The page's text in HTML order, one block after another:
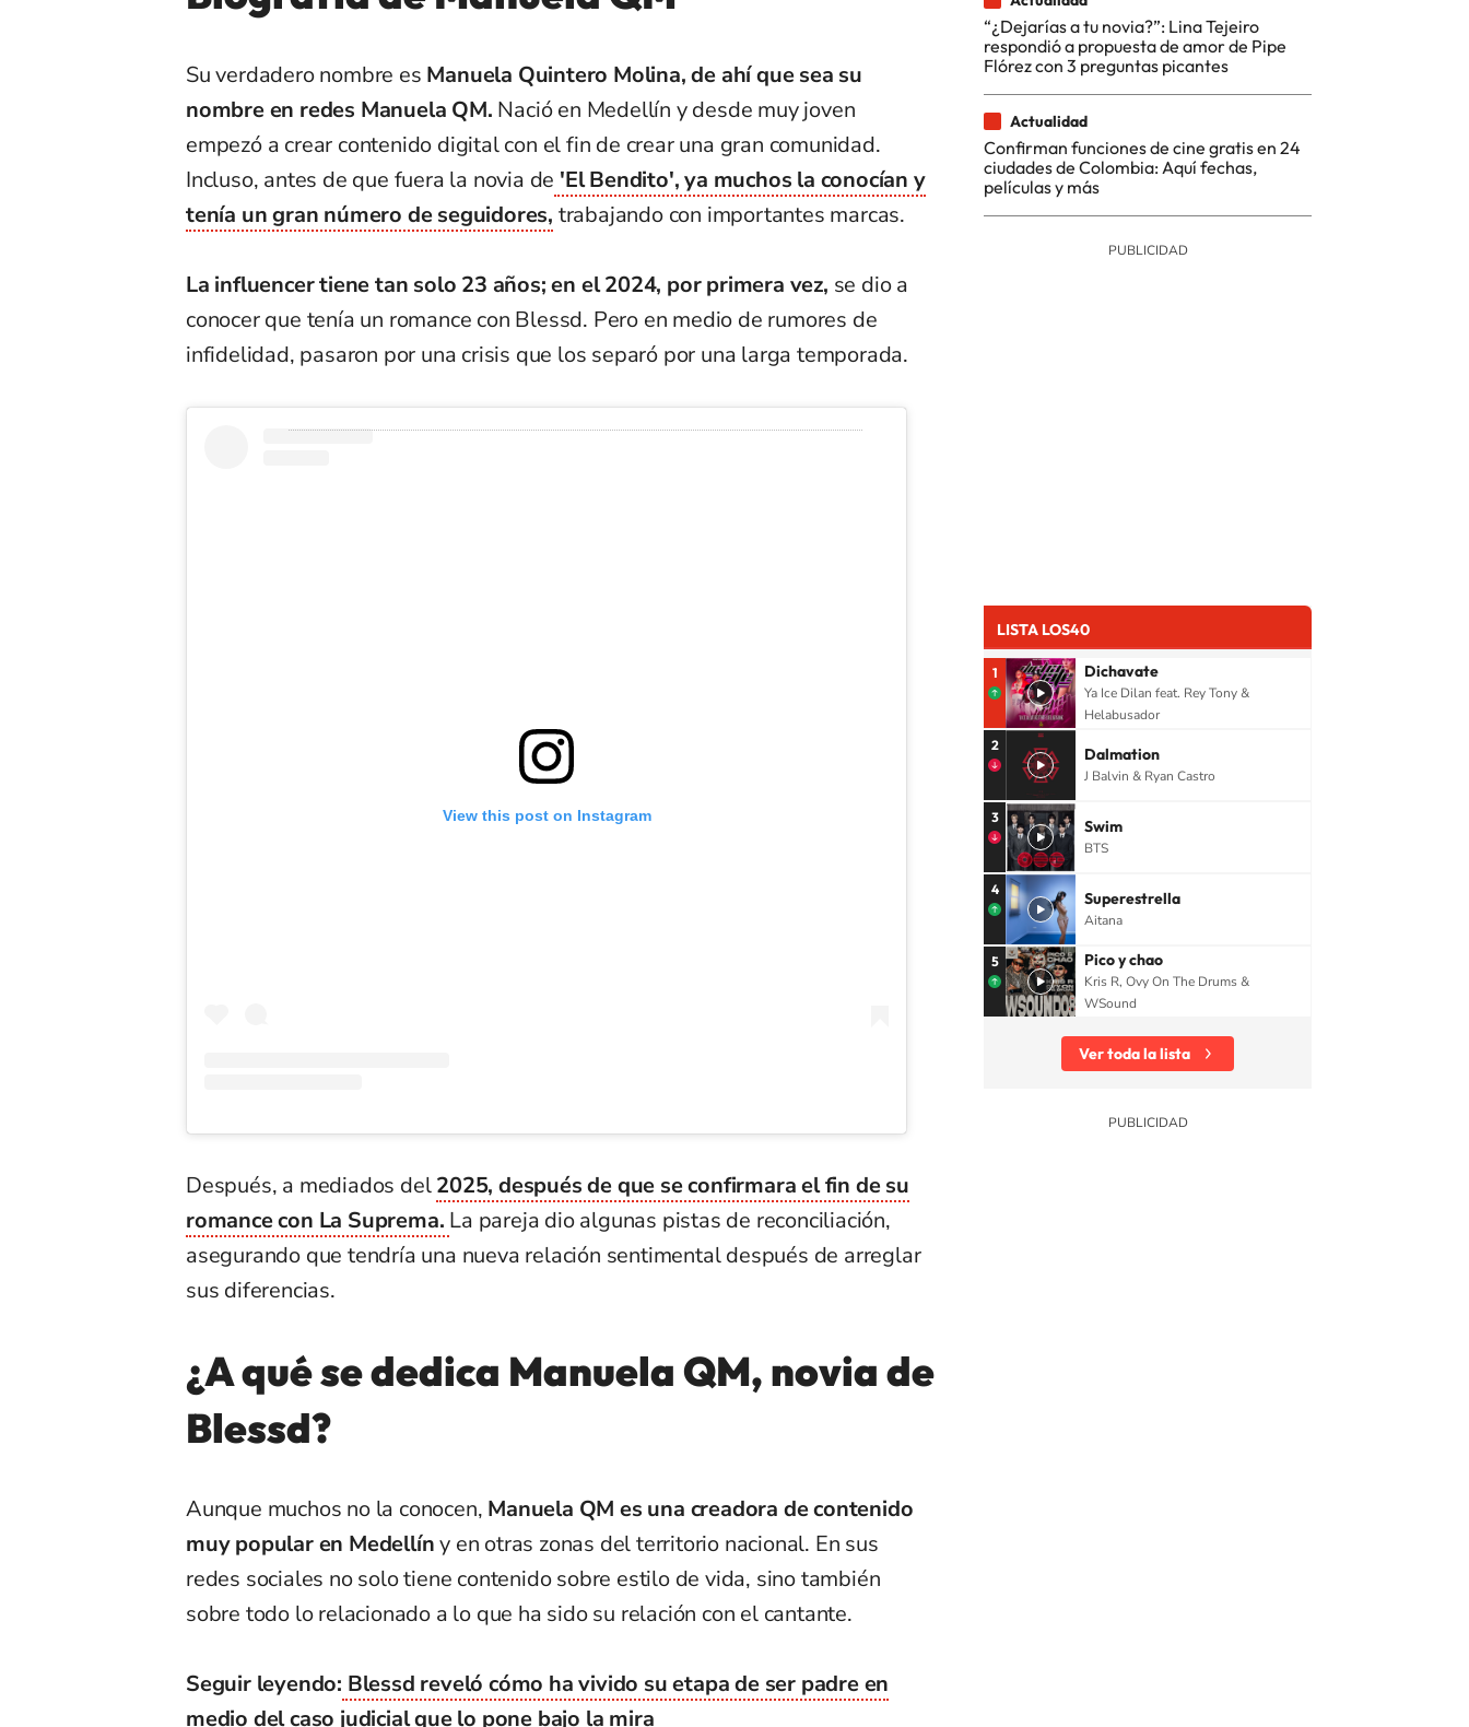
Su verdadero nombre es Manuela Quintero Molina, de ahí que sea su
nombre en redes Manuela QM. Nació en Medellín y desde muy joven
empezó a crear contenido digital con el fin de crear una gran comunidad.
Incluso, antes de que fuera la novia de 'El Bendito', ya muchos la conocían y
tenía un gran número de seguidores, trabajando con importantes marcas.
La influencer tiene tan solo 23 años; en el 2024, por primera vez, se dio a
conocer que tenía un romance con Blessd. Pero en medio de rumores de
infidelidad, pasaron por una crisis que los separó por una larga temporada.
View this post on Instagram
Después, a mediados del2025, después de que se confirmara el fin de su
romance con La Suprema. La pareja dio algunas pistas de reconciliación,
asegurando que tendría una nueva relación sentimental después de arreglar
sus diferencias.
¿A qué se dedica Manuela QM, novia de
Blessd?
Aunque muchos no la conocen, Manuela QM es una creadora de contenido
muy popular en Medellíny en otras zonas del territorio nacional. En sus
redes sociales no solo tiene contenido sobre estilo de vida, sino también
sobre todo lo relacionado a lo que ha sido su relación con el cantante.
Seguir leyendo: Blessd reveló cómo ha vivido su etapa de ser padre en
medio del caso judicial que lo pone bajo la mira
“¿Dejarías a tu novia?”: Lina Tejeiro
respondió a propuesta de amor de Pipe
Flórez con 3 preguntas picantes
Actualidad
Confirman funciones de cine gratis en 24
ciudades de Colombia: Aquí fechas,
películas y más
LISTA LOS40
1 Dichavate
Ya Ice Dilan feat. Rey Tony &
Helabusador
2 Dalmation
J Balvin & Ryan Castro
3 Swim
BTS
4 Superestrella
Aitana
5 Pico y chao
Kris R, Ovy On The Drums &
WSound
Ver toda la lista